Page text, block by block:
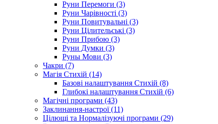
Руни Перемоги (3)
Руни Чарівності (3)
Руни Повитувальні (3)
Руни Цілительські (3)
Руни Прибою (3)
Руни Думки (3)
Руны Мови (3)
Чакри (7)
Магія Стихій (14)
Базові налаштування Стихій (8)
Глибокі налаштування Стихій (6)
Магічні програми (43)
Заклинання-настрої (11)
Цілющі та Нормалізуючі програми (29)